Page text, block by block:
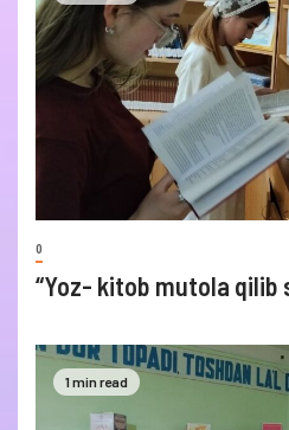
0
“Yoz- kitob mutola qilib
1 min read